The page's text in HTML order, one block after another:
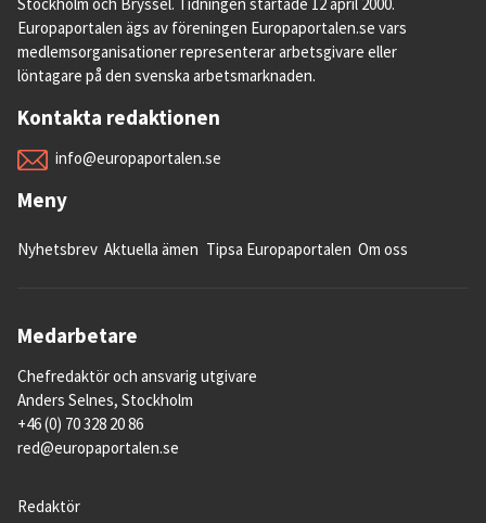
Europaportalen ägs av föreningen Europaportalen.se vars
medlemsorganisationer representerar arbetsgivare eller
löntagare på den svenska arbetsmarknaden.
Kontakta redaktionen
info@europaportalen.se
Meny
Nyhetsbrev Aktuella ämen Tipsa Europaportalen Om oss
Medarbetare
Chefredaktör och ansvarig utgivare
Anders Selnes, Stockholm
+46 (0) 70 328 20 86
red@europaportalen.se
Redaktör